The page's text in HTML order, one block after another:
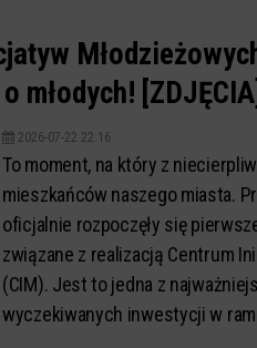
młodych! [ZDJĘCIA]
2026-07-22 22:16
To moment, na który z
mieszkańców naszego miasta.
oficjalnie rozpoczęły się
związane z realizacją Centrum
(CIM). Jest to jedna z
wyczekiwanych inwestycji w